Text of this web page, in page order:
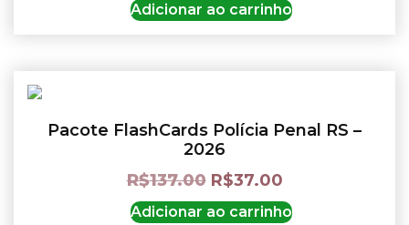
Adicionar ao carrinho
Pacote FlashCards Polícia Penal RS –
2026
R$137.00 R$37.00
Adicionar ao carrinho